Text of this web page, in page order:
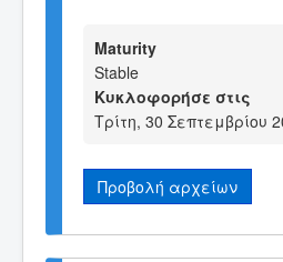
Maturity
Stable
Κυκλοφορήσε στις
Τρίτη, 30 Σεπτεμβρίου
Προβολή αρχείων